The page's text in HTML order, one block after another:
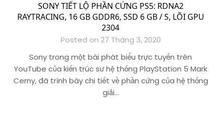
SONY TIẾT LỘ PHẦN CỨNG PS5: RDNA2
RAYTRACING, 16 GB GDDR6, SSD 6 GB / S, LÕI GPU
2304
Posted on 27 Tháng 3, 2020
Sony trong một bài phát biểu trực tuyến trên
YouTube của kiến ​​trúc sư hệ thống PlayStation 5 Mark
Cerny, đã trình bày chi tiết về phần cứng của hệ thống
giải…